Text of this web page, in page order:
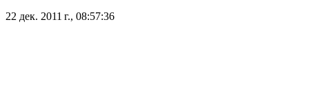
22 дек. 2011 г., 08:57:36